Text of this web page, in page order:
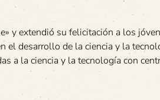
y extendió su felicitación a los
el desarrollo de la ciencia y la
a la ciencia y la tecnología con